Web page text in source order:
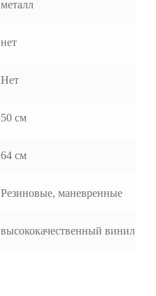
металл
нет
Нет
50 см
64 см
Резиновые, маневренные
высококачественный винил